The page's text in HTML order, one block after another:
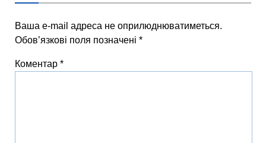
Ваша e-mail адреса не оприлюднюватиметься.
Обов’язкові поля позначені *
Коментар *